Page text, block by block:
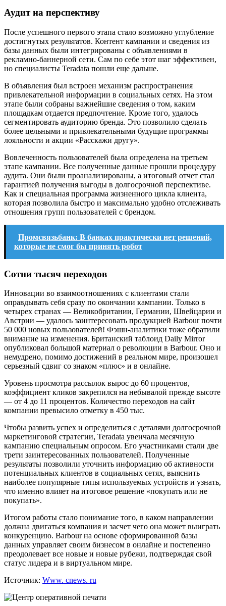
Аудит на перспективу
После успешного первого этапа стало возможно углубление
достигнутых результатов. Контент кампании и сведения из
базы данных были интегрированы с объявлениями в
рекламно-баннерной сети. Сам по себе этот шаг эффективен,
но специалисты Teradata пошли еще дальше.
В объявления был встроен механизм распространения
привлекательной информации в социальных сетях. На этом
этапе были собраны важнейшие сведения о том, каким
площадкам отдается предпочтение. Кроме того, удалось
сегментировать аудиторию бренда. Это позволило сделать
более цельными и привлекательными будущие программы
лояльности и акции «Расскажи другу».
Вовлеченность пользователей была определена на третьем
этапе кампании. Все полученные данные прошли процедуру
аудита. Они были проанализированы, а итоговый отчет стал
гарантией получения выгоды в долгосрочной перспективе.
Как и специальная программа жизненного цикла клиента,
которая позволила быстро и максимально удобно отслеживать
отношения групп пользователей с брендом.
Промсвязьбанк: В банках практически нет решений,
которые не смог бы принять робот
Сотни тысяч переходов
Инновации во взаимоотношениях с клиентами стали
оправдывать себя сразу по окончании кампании. Только в
четырех странах — Великобритании, Германии, Швейцарии и
Австрии — удалось заинтересовать продукцией Barbour почти
50 000 новых пользователей! Фэшн-аналитики тоже обратили
внимание на изменения. Британский таблоид Daily Mirror
опубликовал большой материал о революции в Barbour. Оно и
немудрено, помимо достижений в реальном мире, произошел
серьезный сдвиг со знаком «плюс» и в онлайне.
Уровень просмотра рассылок вырос до 60 процентов,
коэффициент кликов закрепился на небывалой прежде высоте
— от 4 до 11 процентов. Количество переходов на сайт
компании превысило отметку в 450 тыс.
Чтобы развить успех и определиться с деталями долгосрочной
маркетинговой стратегии, Teradata увенчала месячную
кампанию специальным опросом. Его участниками стали две
трети заинтересованных пользователей. Полученные
результаты позволили уточнить информацию об активности
потенциальных клиентов в социальных сетях, выяснить
наиболее популярные типы используемых устройств и узнать,
что именно влияет на итоговое решение «покупать или не
покупать».
Итогом работы стало понимание того, в каком направлении
должна двигаться компания и засчет чего она может выиграть
конкуренцию. Barbour на основе сформированной базы
данных управляет своим бизнесом в онлайне и постепенно
преодолевает все новые и новые рубежи, подтверждая свой
статус лидера и в виртуальном мире.
Источник: Www. cnews. ru